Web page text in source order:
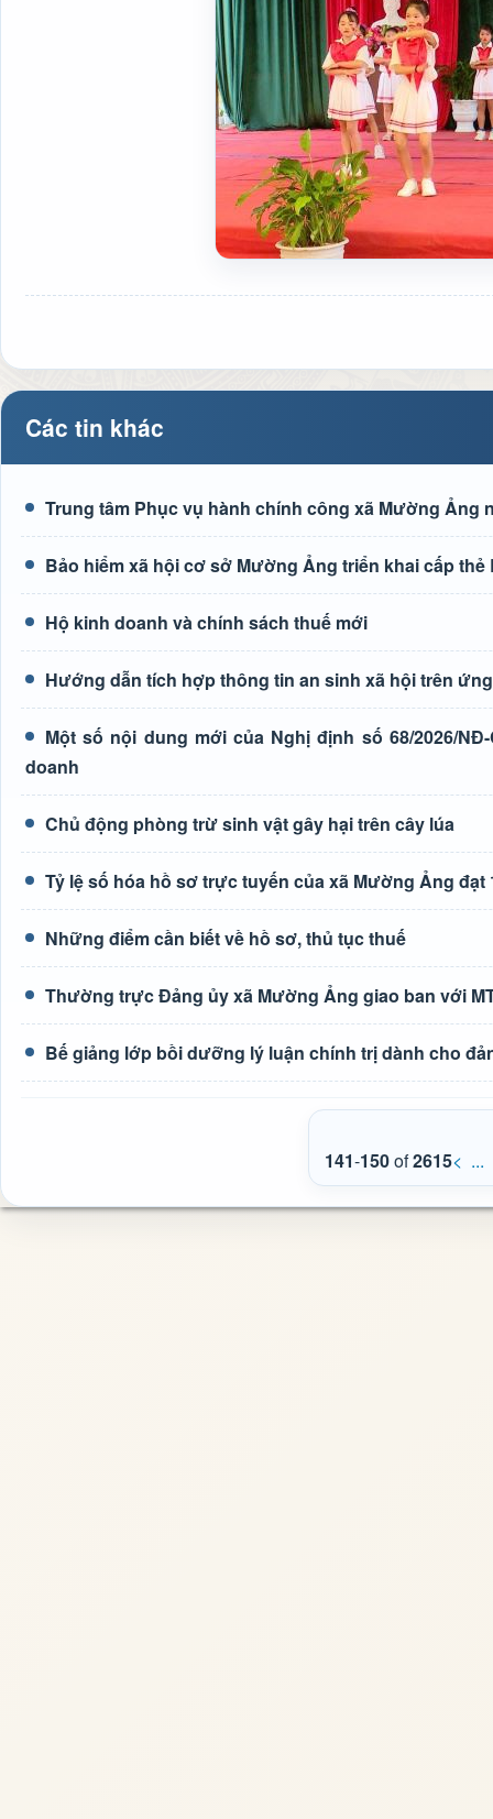
Các tin khác
Trung tâm Phục vụ hành chính công xã Mường Ảng
Bảo hiểm xã hội cơ sở Mường Ảng triển khai cấp thẻ
Hộ kinh doanh và chính sách thuế mới
Hướng dẫn tích hợp thông tin an sinh xã hội trên
Một số nội dung mới của Nghị định số 68/2026/
doanh
Chủ động phòng trừ sinh vật gây hại trên cây lúa
Tỷ lệ số hóa hồ sơ trực tuyến của xã Mường Ảng đạt
Những điểm cần biết về hồ sơ, thủ tục thuế
Thường trực Đảng ủy xã Mường Ảng giao ban với
Bế giảng lớp bồi dưỡng lý luận chính trị dành cho
141-150of2615< ...